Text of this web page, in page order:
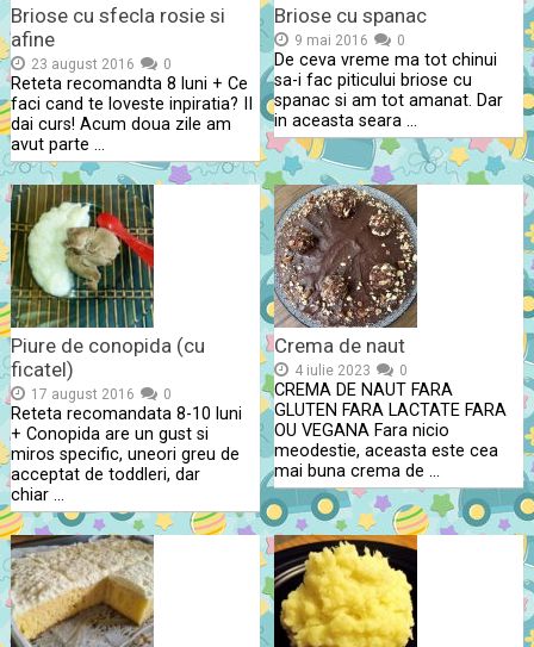
Briose cu sfecla rosie si
afine
23 august 2016 0
Reteta recomandta 8 luni + Ce
faci cand te loveste inpiratia? II
dai curs! Acum doua zile am
avut parte …
Briose cu spanac
9 mai 2016 0
De ceva vreme ma tot chinui
sa-i fac piticului briose cu
spanac si am tot amanat. Dar
in aceasta seara …
Piure de conopida (cu
ficatel)
17 august 2016 0
Reteta recomandata 8-10 luni
+ Conopida are un gust si
miros specific, uneori greu de
acceptat de toddleri, dar
chiar …
Crema de naut
4 iulie 2023 0
CREMA DE NAUT FARA
GLUTEN FARA LACTATE FARA
OU VEGANA Fara nicio
meodestie, aceasta este cea
mai buna crema de …